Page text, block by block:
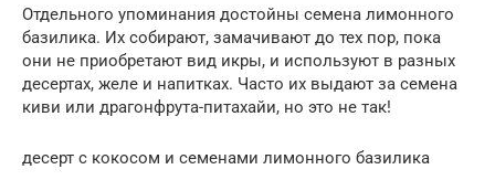
Отдельного упоминания достойны семена лимонного
базилика. Их собирают, замачивают до тех пор, пока
они не приобретают вид икры, и используют в разных
десертах, желе и напитках. Часто их выдают за семена
киви или драгонфрута-питахайи, но это не так!
десерт с кокосом и семенами лимонного базилика